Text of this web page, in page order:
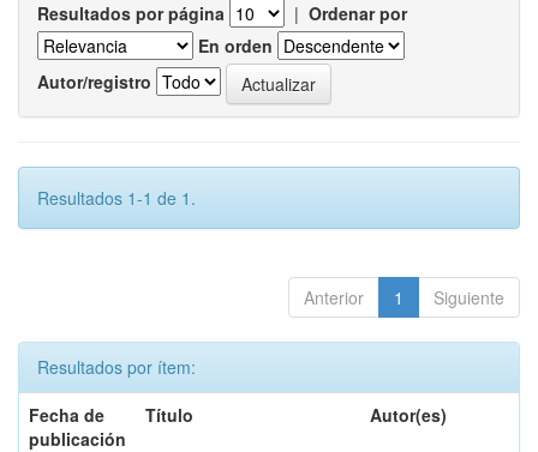
Resultados por página | Ordenar por
En orden
Autor/registro
Resultados 1-1 de 1.
Anterior 1 Siguiente
Resultados por ítem:
Fecha de
publicación
Título Autor(es)